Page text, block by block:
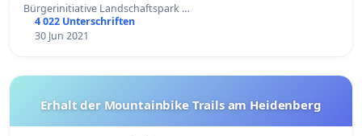
Bürgerinitiative Landschaftspark …
4 022 Unterschriften
30 Jun 2021
Erhalt der Mountainbike Trails am Heidenberg